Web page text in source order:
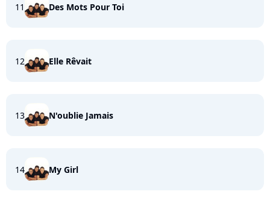
11 Des Mots Pour Toi
12 Elle Rêvait
13 N'oublie Jamais
14 My Girl